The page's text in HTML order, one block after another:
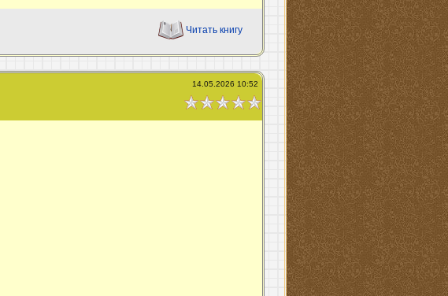
Читать книгу
14.05.2026 10:52